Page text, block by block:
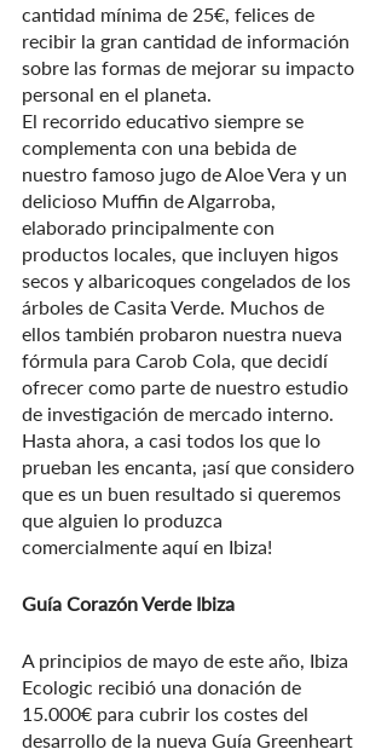
cantidad mínima de 25€, felices de
recibir la gran cantidad de información
sobre las formas de mejorar su impacto
personal en el planeta.
El recorrido educativo siempre se
complementa con una bebida de
nuestro famoso jugo de Aloe Vera y un
delicioso Muffin de Algarroba,
elaborado principalmente con
productos locales, que incluyen higos
secos y albaricoques congelados de los
árboles de Casita Verde. Muchos de
ellos también probaron nuestra nueva
fórmula para Carob Cola, que decidí
ofrecer como parte de nuestro estudio
de investigación de mercado interno.
Hasta ahora, a casi todos los que lo
prueban les encanta, ¡así que considero
que es un buen resultado si queremos
que alguien lo produzca
comercialmente aquí en Ibiza!
Guía Corazón Verde Ibiza
A principios de mayo de este año, Ibiza
Ecologic recibió una donación de
15.000€ para cubrir los costes del
desarrollo de la nueva Guía Greenheart